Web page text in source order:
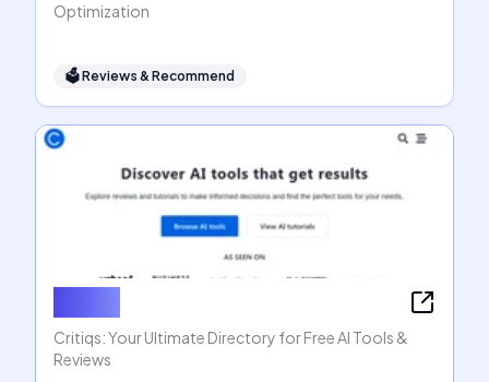
Optimization
🗳Reviews & Recommend
Critiqs: Your Ultimate Directory for Free AI Tools &
Reviews